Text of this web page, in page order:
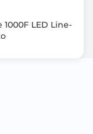
do 290
LED Line-